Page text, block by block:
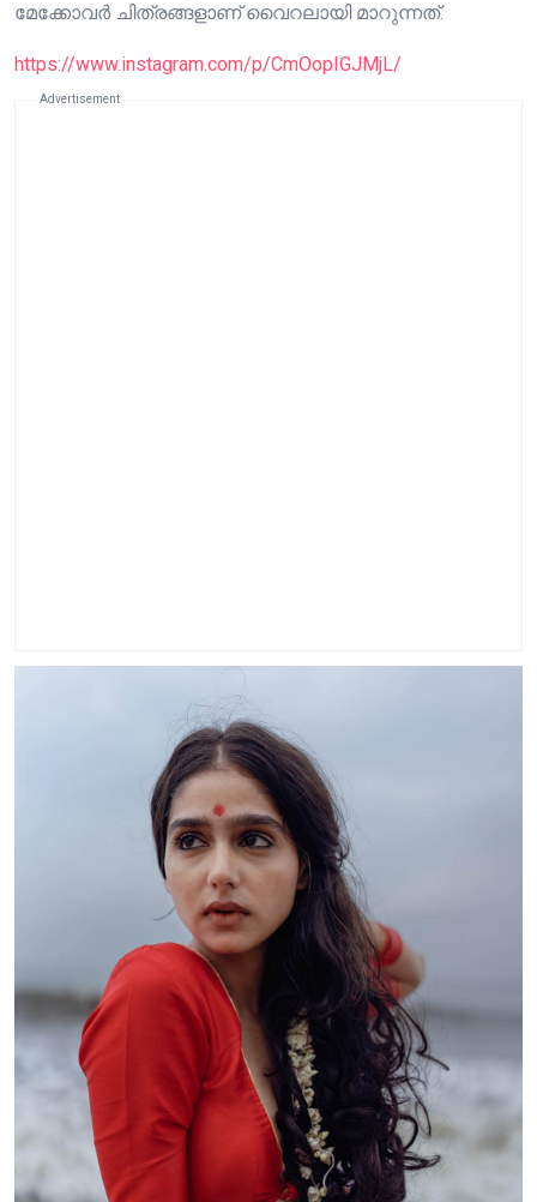
മേക്കോവർ ചിത്രങ്ങളാണ് വൈറലായി മാറുന്നത്.
https://www.instagram.com/p/CmOopIGJMjL/
Advertisement